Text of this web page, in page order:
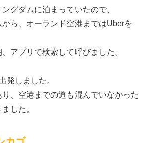
グダムに泊まっていたので、
ら、オーランド空港まではUberを
アプリで検索して呼びました。
発しました。
、空港までの道も混んでいなかった
した。